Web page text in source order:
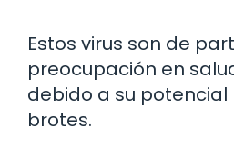
Estos virus son de
preocupación en
debido a su
brotes.